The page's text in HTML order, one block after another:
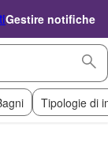
Gestire notifiche
Tipologie di